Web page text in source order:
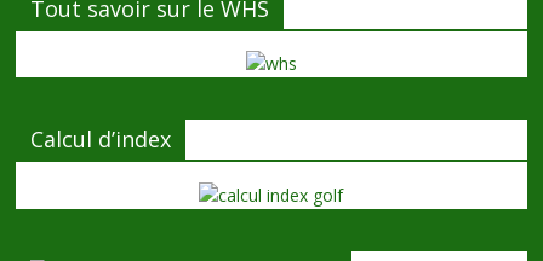
Tout savoir sur le WHS
Calcul d’index